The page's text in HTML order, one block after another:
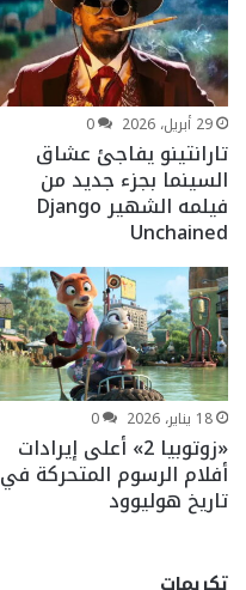
29 أبريل، 2026 0
تارانتينو يفاجئ عشاق
السينما بجزء جديد من
فيلمه الشهير Django
Unchained
18 يناير، 2026 0
«زوتوبيا 2» أعلى إيرادات
أفلام الرسوم المتحركة في
تاريخ هوليوود